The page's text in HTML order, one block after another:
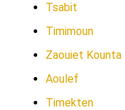
Tsabit
Timimoun
Zaouiet Kounta
Aoulef
Timekten